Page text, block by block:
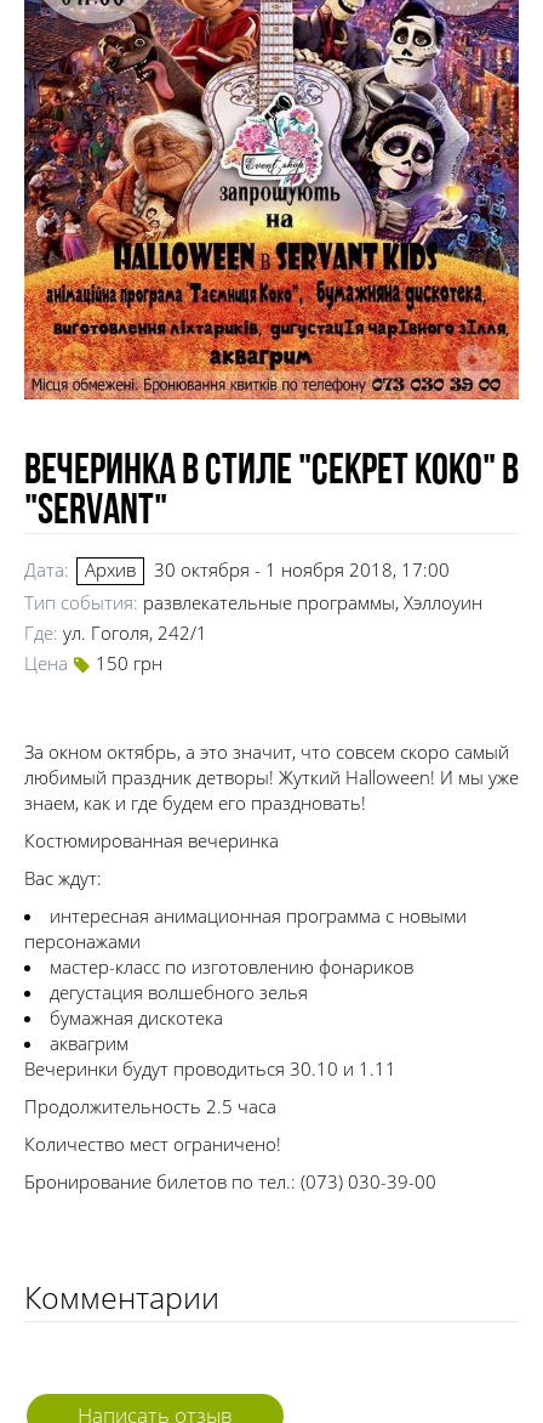
Вечеринка в стиле "Секрет Коко" в
"Servant"
Дата: Архив
30 октября - 1 ноября 2018, 17:00
Тип события: развлекательные программы, Хэллоуин
Где: ул. Гоголя, 242/1
Цена
150 грн
За окном октябрь, а это значит, что совсем скоро самый
любимый праздник детворы! Жуткий Halloween! И мы уже
знаем, как и где будем его праздновать!
Костюмированная вечеринка
Вас ждут:
интересная анимационная программа с новыми
персонажами
мастер-класс по изготовлению фонариков
дегустация волшебного зелья
бумажная дискотека
аквагрим
Вечеринки будут проводиться 30.10 и 1.11
Продолжительность 2.5 часа
Количество мест ограничено!
Бронирование билетов по тел.: (073) 030-39-00
Комментарии
Написать отзыв